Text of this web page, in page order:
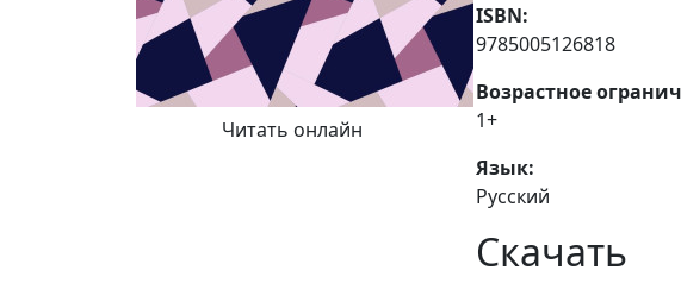
Читать онлайн
ISBN:
9785005126818
Возрастное
1+
Язык:
Русский
Скачать